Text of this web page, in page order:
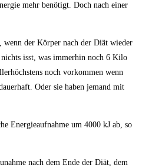
mehr benötigt. Doch nach einer
wenn der Körper nach der Diät wieder
nichts isst, was immerhin noch 6 Kilo
noch vorkommen wenn
Oder sie haben jemand mit
Energieaufnahme um 4000 kJ ab, so
nach dem Ende der Diät, dem